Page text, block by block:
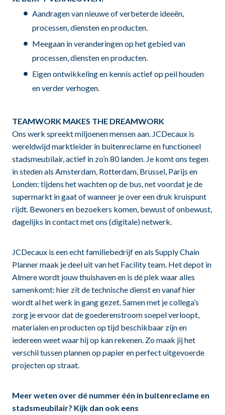
Aandragen van nieuwe of verbeterde ideeën,
processen, diensten en producten.
Meegaan in veranderingen op het gebied van
processen, diensten en producten.
Eigen ontwikkeling en kennis actief op peil houden
en verder verhogen.
TEAMWORK MAKES THE DREAMWORK
Ons werk spreekt miljoenen mensen aan. JCDecaux is
wereldwijd marktleider in buitenreclame en functioneel
stadsmeubilair, actief in zo’n 80 landen. Je komt ons tegen
in steden als Amsterdam, Rotterdam, Brussel, Parijs en
Londen: tijdens het wachten op de bus, net voordat je de
supermarkt in gaat of wanneer je over een druk kruispunt
rijdt. Bewoners en bezoekers komen, bewust of onbewust,
dagelijks in contact met ons (digitale) netwerk.
JCDecaux is een echt familiebedrijf en als Supply Chain
Planner maak je deel uit van het Facility team. Het depot in
Almere wordt jouw thuishaven en is dé plek waar alles
samenkomt: hier zit de technische dienst en vanaf hier
wordt al het werk in gang gezet. Samen met je collega’s
zorg je ervoor dat de goederenstroom soepel verloopt,
materialen en producten op tijd beschikbaar zijn en
iedereen weet waar hij op kan rekenen. Zo maak jij het
verschil tussen plannen op papier en perfect uitgevoerde
projecten op straat.
Meer weten over dé nummer één in buitenreclame en
stadsmeubilair? Kijk dan ook eens